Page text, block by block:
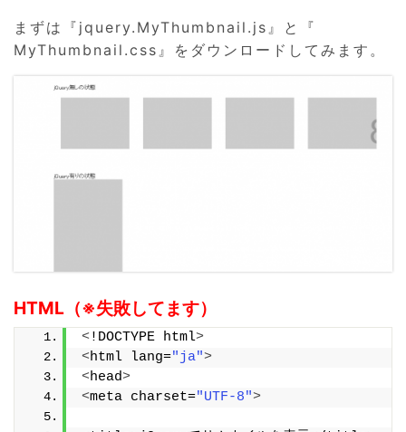
まずは『jquery.MyThumbnail.js』と『
MyThumbnail.css』をダウンロードしてみます。
HTML（※失敗してます）
<!DOCTYPE html>
<html lang="ja">
<head>
<meta charset="UTF-8">